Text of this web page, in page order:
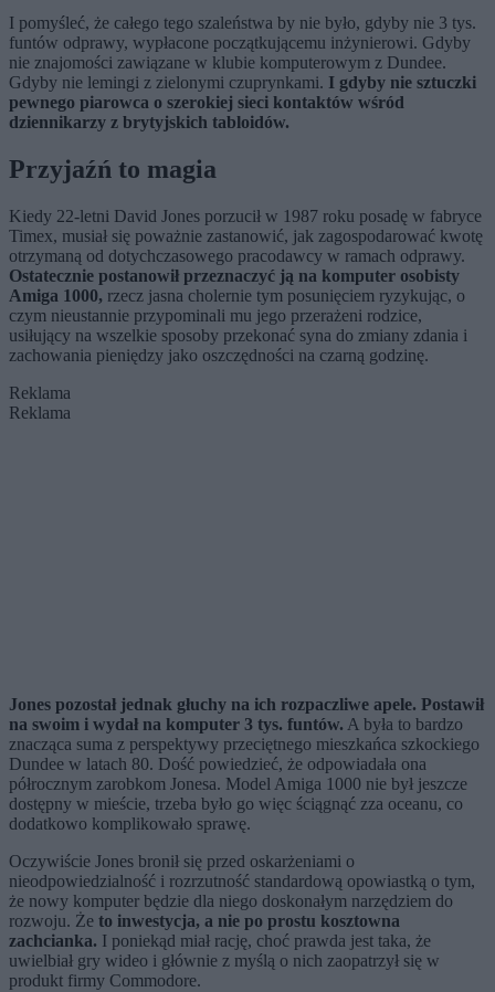
I pomyśleć, że całego tego szaleństwa by nie było, gdyby nie 3 tys.
funtów odprawy, wypłacone początkującemu inżynierowi. Gdyby
nie znajomości zawiązane w klubie komputerowym z Dundee.
Gdyby nie lemingi z zielonymi czuprynkami. I gdyby nie sztuczki
pewnego piarowca o szerokiej sieci kontaktów wśród
dziennikarzy z brytyjskich tabloidów.
Przyjaźń to magia
Kiedy 22-letni David Jones porzucił w 1987 roku posadę w fabryce
Timex, musiał się poważnie zastanowić, jak zagospodarować kwotę
otrzymaną od dotychczasowego pracodawcy w ramach odprawy.
Ostatecznie postanowił przeznaczyć ją na komputer osobisty
Amiga 1000, rzecz jasna cholernie tym posunięciem ryzykując, o
czym nieustannie przypominali mu jego przerażeni rodzice,
usiłujący na wszelkie sposoby przekonać syna do zmiany zdania i
zachowania pieniędzy jako oszczędności na czarną godzinę.
Reklama
Reklama
Jones pozostał jednak głuchy na ich rozpaczliwe apele. Postawił
na swoim i wydał na komputer 3 tys. funtów. A była to bardzo
znacząca suma z perspektywy przeciętnego mieszkańca szkockiego
Dundee w latach 80. Dość powiedzieć, że odpowiadała ona
półrocznym zarobkom Jonesa. Model Amiga 1000 nie był jeszcze
dostępny w mieście, trzeba było go więc ściągnąć zza oceanu, co
dodatkowo komplikowało sprawę.
Oczywiście Jones bronił się przed oskarżeniami o
nieodpowiedzialność i rozrzutność standardową opowiastką o tym,
że nowy komputer będzie dla niego doskonałym narzędziem do
rozwoju. Że to inwestycja, a nie po prostu kosztowna
zachcianka. I poniekąd miał rację, choć prawda jest taka, że
uwielbiał gry wideo i głównie z myślą o nich zaopatrzył się w
produkt firmy Commodore.